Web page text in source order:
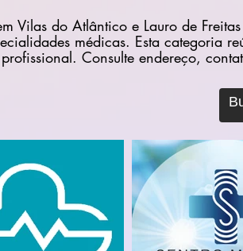
Vilas do Atlântico e Lauro de
médicas. Esta categoria
Consulte endereço,